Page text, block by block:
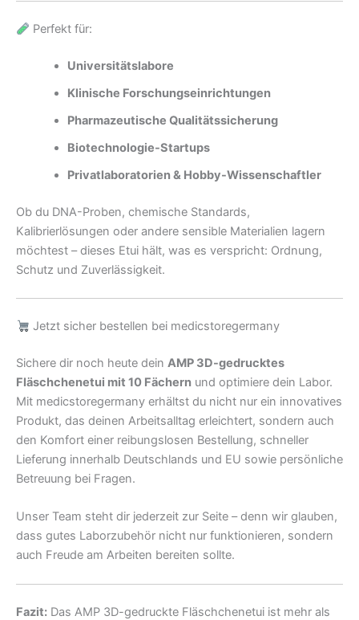
Perfekt für:
Universitätslabore
Klinische Forschungseinrichtungen
Pharmazeutische Qualitätssicherung
Biotechnologie-Startups
Privatlaboratorien & Hobby-Wissenschaftler
Ob du DNA-Proben, chemische Standards,
Kalibrierlösungen oder andere sensible Materialien lagern
möchtest – dieses Etui hält, was es verspricht: Ordnung,
Schutz und Zuverlässigkeit.
Jetzt sicher bestellen bei medicstoregermany
Sichere dir noch heute dein AMP 3D-gedrucktes
Fläschchenetui mit 10 Fächern und optimiere dein Labor.
Mit medicstoregermany erhältst du nicht nur ein innovatives
Produkt, das deinen Arbeitsalltag erleichtert, sondern auch
den Komfort einer reibungslosen Bestellung, schneller
Lieferung innerhalb Deutschlands und EU sowie persönliche
Betreuung bei Fragen.
Unser Team steht dir jederzeit zur Seite – denn wir glauben,
dass gutes Laborzubehör nicht nur funktionieren, sondern
auch Freude am Arbeiten bereiten sollte.
Fazit: Das AMP 3D-gedruckte Fläschchenetui ist mehr als